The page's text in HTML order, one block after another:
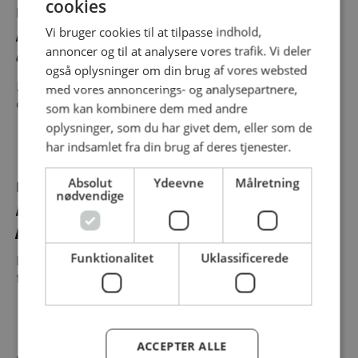
Produkt
Madfilm, 300m x 44cm, lilla, PVC,
uperforeret
Filmen kan anvendes til opbevaring af fødevarer
og til almindelig...
Produkt
Engangshandske, L, sort, nitril,
pudderfri
fremragende kvalitet, samtidig...
cookies
Vi bruger cookies til at tilpasse indhold,
annoncer og til at analysere vores trafik. Vi deler
også oplysninger om din brug af vores websted
med vores annoncerings- og analysepartnere,
som kan kombinere dem med andre
oplysninger, som du har givet dem, eller som de
har indsamlet fra din brug af deres tjenester.
Absolut
nødvendige
Ydeevne Målretning
Funktionalitet Uklassificerede
ACCEPTER ALLE